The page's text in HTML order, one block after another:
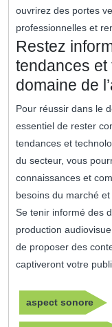
ouvrirez des portes
professionnelles et
Restez
tendances
domaine de
Pour réussir dans le
essentiel de rester
tendances et
du secteur, vous
connaissances et
besoins du marché
Se tenir informé des
production
de proposer des
captiveront votre
aspect sonore